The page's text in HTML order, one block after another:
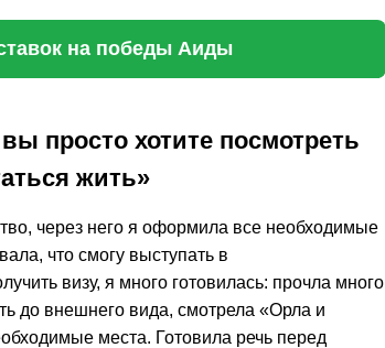
на победы Аиды
просто хотите посмотреть
жить»
через него я оформила все необходимые
что смогу выступать в
визу, я много готовилась: прочла много
до внешнего вида, смотрела «Орла и
места. Готовила речь перед